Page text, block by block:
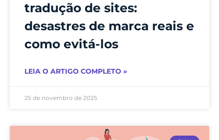
tradução de sites:
desastres de marca reais e
como evitá-los
LEIA O ARTIGO COMPLETO »
25 de novembro de 2025